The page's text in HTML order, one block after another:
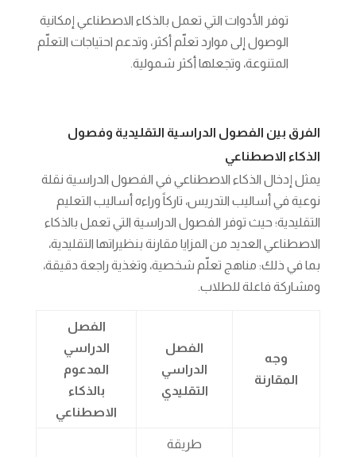
توفر الأدوات التي تعمل بالذكاء الاصطناعي إمكانية
الوصول إلى موارد تعلّم أكثر، وتدعم احتياجات التعلّم
المتنوعة، وتجعلها أكثر شمولية.
الفرق بين الفصول الدراسية التقليدية وفصول
الذكاء الاصطناعي
يمثل إدخال الذكاء الاصطناعي في الفصول الدراسية نقلة
نوعية في أساليب التدريس، تاركاً وراءه أساليب التعليم
التقليدية؛ حيث توفر الفصول الدراسية التي تعمل بالذكاء
الاصطناعي العديد من المزايا مقارنة بنظيراتها التقليدية،
بما في ذلك: مناهج تعلّم شخصية، وتغذية راجعة دقيقة،
ومشاركة فاعلة للطلاب.
وجه
المقارنة
الفصل
الدراسي
التقليدي
الفصل
الدراسي
المدعوم
بالذكاء
الاصطناعي
طريقة